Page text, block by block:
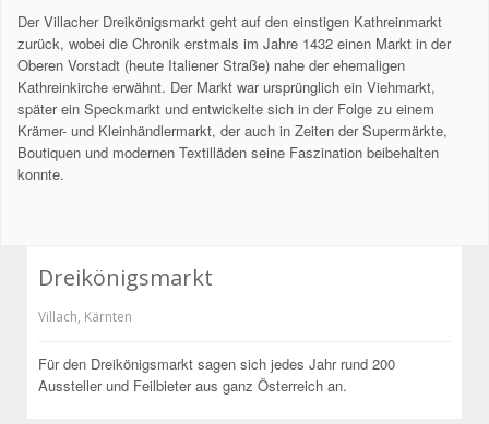
Der Villacher Dreikönigsmarkt geht auf den einstigen Kathreinmarkt
zurück, wobei die Chronik erstmals im Jahre 1432 einen Markt in der
Oberen Vorstadt (heute Italiener Straße) nahe der ehemaligen
Kathreinkirche erwähnt. Der Markt war ursprünglich ein Viehmarkt,
später ein Speckmarkt und entwickelte sich in der Folge zu einem
Krämer- und Kleinhändlermarkt, der auch in Zeiten der Supermärkte,
Boutiquen und modernen Textilläden seine Faszination beibehalten
konnte.
Dreikönigsmarkt
Villach, Kärnten
Für den Dreikönigsmarkt sagen sich jedes Jahr rund 200
Aussteller und Feilbieter aus ganz Österreich an.